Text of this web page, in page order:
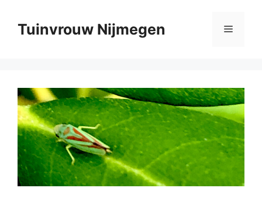
naarTuinvrouw Nijmegen Menu